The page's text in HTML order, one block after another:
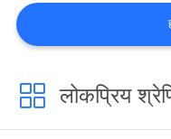
लोकप्रिय